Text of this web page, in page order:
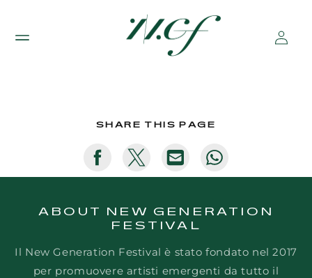
Accedi
SHARE THIS PAGE
Translation
missing:
TranslationTranslation
ABOUT NEW GENERATION
FESTIVAL
Il New Generation Festival è stato fondato nel 2017
per promuovere artisti emergenti da tutto il